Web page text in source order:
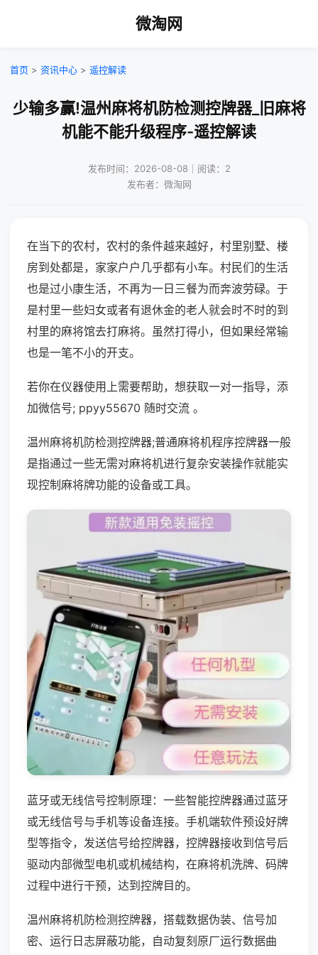
微淘网
首页 > 资讯中心 > 遥控解读
少输多赢!温州麻将机防检测控牌器_旧麻将
机能不能升级程序-遥控解读
发布时间：2026-08-08｜阅读：2
发布者：微淘网
在当下的农村，农村的条件越来越好，村里别墅、楼
房到处都是，家家户户几乎都有小车。村民们的生活
也是过小康生活，不再为一日三餐为而奔波劳碌。于
是村里一些妇女或者有退休金的老人就会时不时的到
村里的麻将馆去打麻将。虽然打得小，但如果经常输
也是一笔不小的开支。
若你在仪器使用上需要帮助，想获取一对一指导，添
加微信号; ppyy55670 随时交流 。
温州麻将机防检测控牌器;普通麻将机程序控牌器一般
是指通过一些无需对麻将机进行复杂安装操作就能实
现控制麻将牌功能的设备或工具。
蓝牙或无线信号控制原理：一些智能控牌器通过蓝牙
或无线信号与手机等设备连接。手机端软件预设好牌
型等指令，发送信号给控牌器，控牌器接收到信号后
驱动内部微型电机或机械结构，在麻将机洗牌、码牌
过程中进行干预，达到控牌目的。
温州麻将机防检测控牌器，搭载数据伪装、信号加
密、运行日志屏蔽功能，自动复刻原厂运行数据曲